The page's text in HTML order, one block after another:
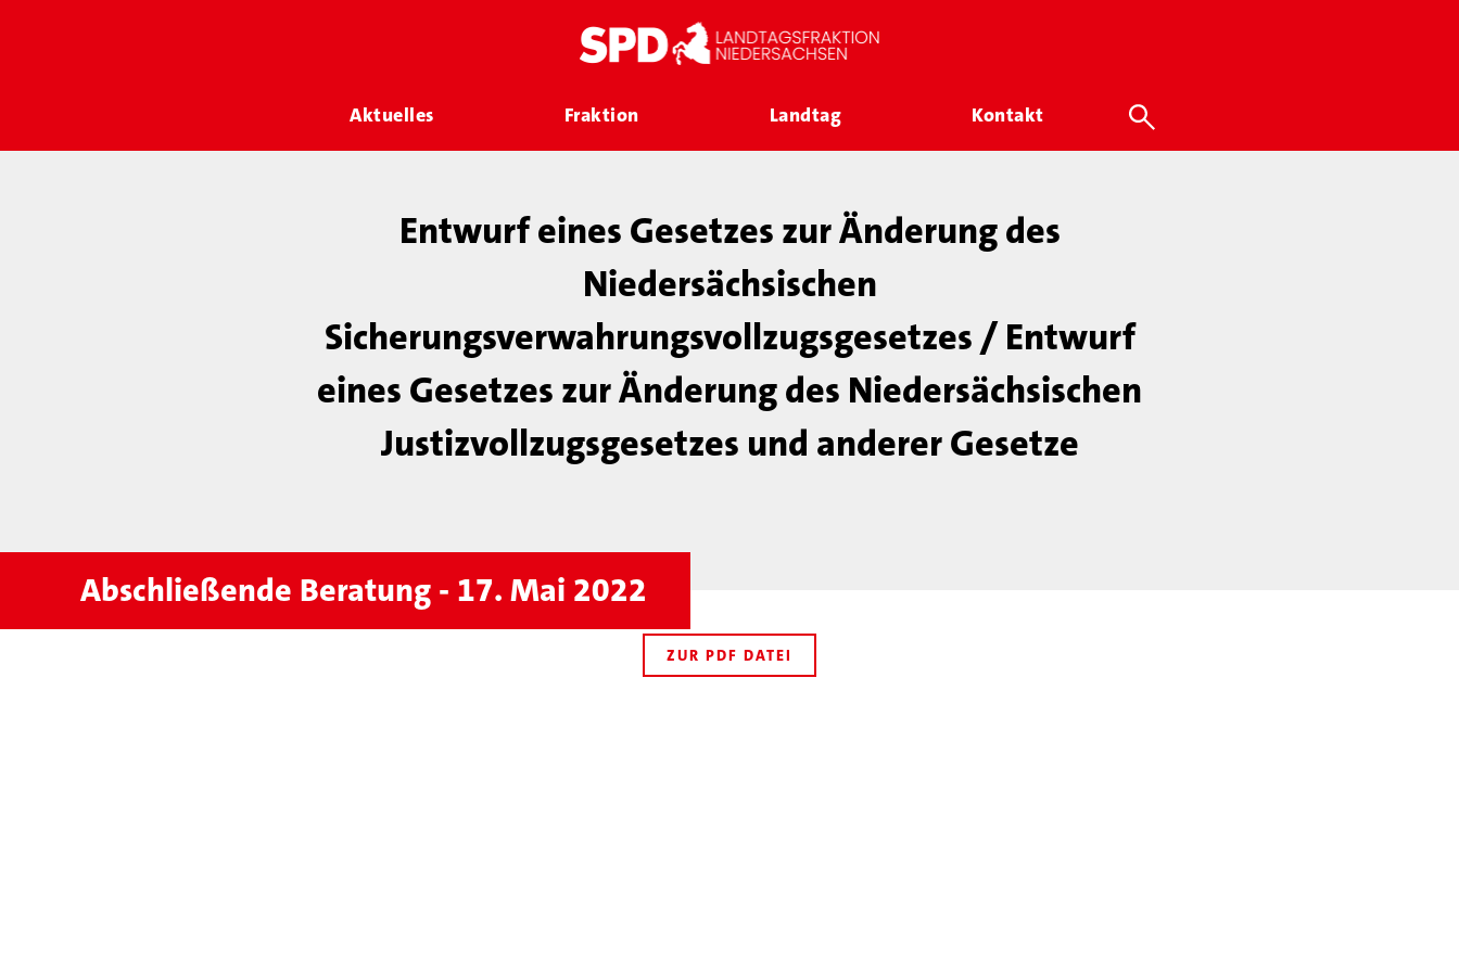
Aktuelles Fraktion Landtag Kontakt
Entwurf eines Gesetzes zur Änderung des
Niedersächsischen
Sicherungsverwahrungsvollzugsgesetzes / Entwurf
eines Gesetzes zur Änderung des Niedersächsischen
Justizvollzugsgesetzes und anderer Gesetze
Abschließende Beratung - 17. Mai 2022
ZUR PDF DATEI